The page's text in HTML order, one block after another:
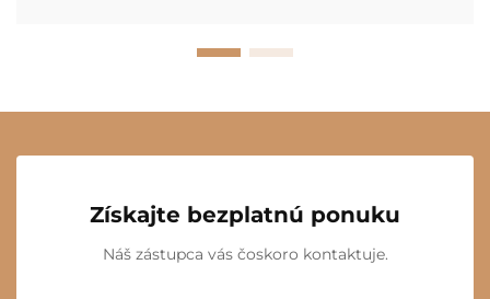
Získajte bezplatnú ponuku
Náš zástupca vás čoskoro kontaktuje.